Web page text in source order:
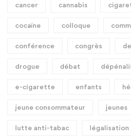
cancer cannabis
cocaïne colloque
conférence congrès
drogue débat
e-cigarette enfants
jeune consommateur jeunes
lutte anti-tabac légalisation